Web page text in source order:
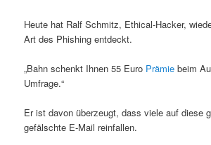
Heute hat Ralf Schmitz, Ethical-Hacker,
Art des Phishing entdeckt.
„Bahn schenkt Ihnen 55 Euro Prämie beim
Umfrage.“
Er ist davon überzeugt, dass viele auf diese
gefälschte E-Mail reinfallen.